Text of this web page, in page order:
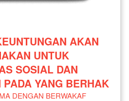
AKAN
UNTUK
SOSIAL DAN
YANG BERHAK
DENGAN BERWAKAF